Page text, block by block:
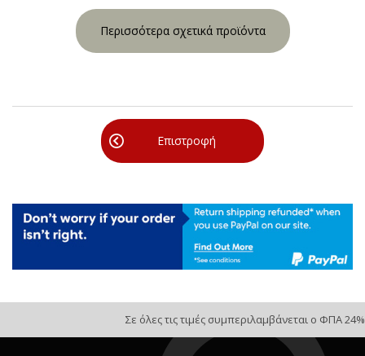
Περισσότερα σχετικά προϊόντα
Επιστροφή
Σε όλες τις τιμές συμπεριλαμβάνεται ο ΦΠΑ 24%